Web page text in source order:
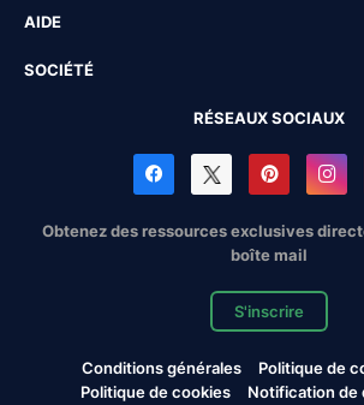
AIDE
SOCIÉTÉ
RÉSEAUX SOCIAUX
Obtenez des ressources exclusives
boîte mail
S'inscrire
Conditions générales
Politique de
Politique de cookies
Notification de